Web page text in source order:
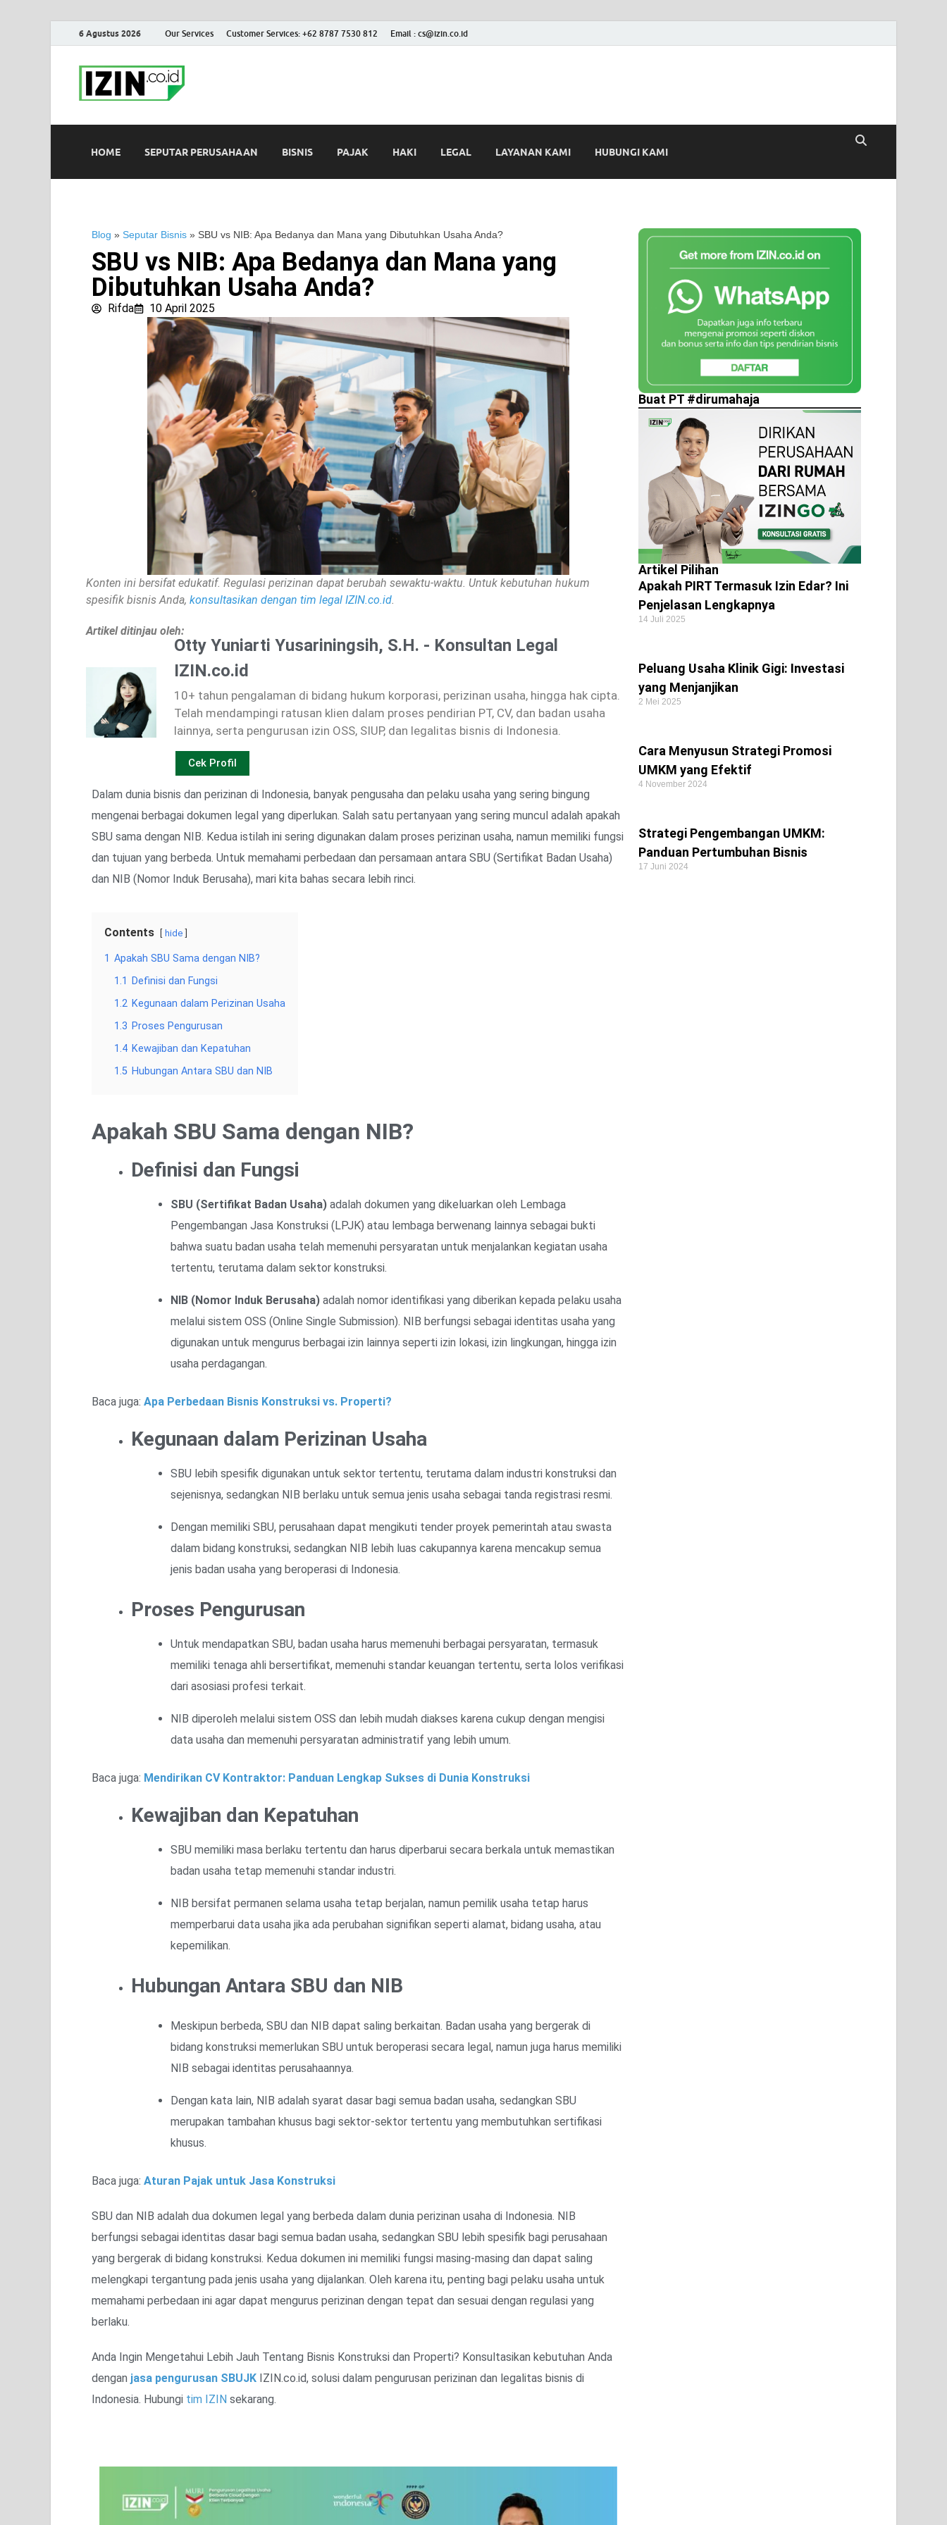
6 Agustus 2026 Our Services Customer Services: +62 8787 7530 812 Email : cs@izin.co.id
HOME SEPUTAR PERUSAHAAN BISNIS PAJAK HAKI LEGAL LAYANAN KAMI HUBUNGI KAMI
Blog » Seputar Bisnis » SBU vs NIB: Apa Bedanya dan Mana yang Dibutuhkan Usaha Anda?
SBU vs NIB: Apa Bedanya dan Mana yang
Dibutuhkan Usaha Anda?
Rifda 10 April 2025
Konten ini bersifat edukatif. Regulasi perizinan dapat berubah sewaktu-waktu. Untuk kebutuhan hukum
spesifik bisnis Anda, konsultasikan dengan tim legal IZIN.co.id.
Artikel ditinjau oleh:
Otty Yuniarti Yusariningsih, S.H. - Konsultan Legal
IZIN.co.id
10+ tahun pengalaman di bidang hukum korporasi, perizinan usaha, hingga hak cipta.
Telah mendampingi ratusan klien dalam proses pendirian PT, CV, dan badan usaha
lainnya, serta pengurusan izin OSS, SIUP, dan legalitas bisnis di Indonesia.
Cek Profil
Dalam dunia bisnis dan perizinan di Indonesia, banyak pengusaha dan pelaku usaha yang sering bingung
mengenai berbagai dokumen legal yang diperlukan. Salah satu pertanyaan yang sering muncul adalah apakah
SBU sama dengan NIB. Kedua istilah ini sering digunakan dalam proses perizinan usaha, namun memiliki fungsi
dan tujuan yang berbeda. Untuk memahami perbedaan dan persamaan antara SBU (Sertifikat Badan Usaha)
dan NIB (Nomor Induk Berusaha), mari kita bahas secara lebih rinci.
Contents hide
1 Apakah SBU Sama dengan NIB?
1.1
Definisi dan Fungsi
1.2 Kegunaan dalam Perizinan Usaha
1.3 Proses Pengurusan
1.4 Kewajiban dan Kepatuhan
1.5 Hubungan Antara SBU dan NIB
Apakah SBU Sama dengan NIB?
Definisi dan Fungsi
SBU (Sertifikat Badan Usaha) adalah dokumen yang dikeluarkan oleh Lembaga
Pengembangan Jasa Konstruksi (LPJK) atau lembaga berwenang lainnya sebagai bukti
bahwa suatu badan usaha telah memenuhi persyaratan untuk menjalankan kegiatan usaha
tertentu, terutama dalam sektor konstruksi.
NIB (Nomor Induk Berusaha) adalah nomor identifikasi yang diberikan kepada pelaku usaha
melalui sistem OSS (Online Single Submission). NIB berfungsi sebagai identitas usaha yang
digunakan untuk mengurus berbagai izin lainnya seperti izin lokasi, izin lingkungan, hingga izin
usaha perdagangan.
Baca juga: Apa Perbedaan Bisnis Konstruksi vs. Properti?
Kegunaan dalam Perizinan Usaha
SBU lebih spesifik digunakan untuk sektor tertentu, terutama dalam industri konstruksi dan
sejenisnya, sedangkan NIB berlaku untuk semua jenis usaha sebagai tanda registrasi resmi.
Dengan memiliki SBU, perusahaan dapat mengikuti tender proyek pemerintah atau swasta
dalam bidang konstruksi, sedangkan NIB lebih luas cakupannya karena mencakup semua
jenis badan usaha yang beroperasi di Indonesia.
Proses Pengurusan
Untuk mendapatkan SBU, badan usaha harus memenuhi berbagai persyaratan, termasuk
memiliki tenaga ahli bersertifikat, memenuhi standar keuangan tertentu, serta lolos verifikasi
dari asosiasi profesi terkait.
NIB diperoleh melalui sistem OSS dan lebih mudah diakses karena cukup dengan mengisi
data usaha dan memenuhi persyaratan administratif yang lebih umum.
Baca juga: Mendirikan CV Kontraktor: Panduan Lengkap Sukses di Dunia Konstruksi
Kewajiban dan Kepatuhan
SBU memiliki masa berlaku tertentu dan harus diperbarui secara berkala untuk memastikan
badan usaha tetap memenuhi standar industri.
NIB bersifat permanen selama usaha tetap berjalan, namun pemilik usaha tetap harus
memperbarui data usaha jika ada perubahan signifikan seperti alamat, bidang usaha, atau
kepemilikan.
Hubungan Antara SBU dan NIB
Meskipun berbeda, SBU dan NIB dapat saling berkaitan. Badan usaha yang bergerak di
bidang konstruksi memerlukan SBU untuk beroperasi secara legal, namun juga harus memiliki
NIB sebagai identitas perusahaannya.
Dengan kata lain, NIB adalah syarat dasar bagi semua badan usaha, sedangkan SBU
merupakan tambahan khusus bagi sektor-sektor tertentu yang membutuhkan sertifikasi
khusus.
Baca juga: Aturan Pajak untuk Jasa Konstruksi
SBU dan NIB adalah dua dokumen legal yang berbeda dalam dunia perizinan usaha di Indonesia. NIB
berfungsi sebagai identitas dasar bagi semua badan usaha, sedangkan SBU lebih spesifik bagi perusahaan
yang bergerak di bidang konstruksi. Kedua dokumen ini memiliki fungsi masing-masing dan dapat saling
melengkapi tergantung pada jenis usaha yang dijalankan. Oleh karena itu, penting bagi pelaku usaha untuk
memahami perbedaan ini agar dapat mengurus perizinan dengan tepat dan sesuai dengan regulasi yang
berlaku.
Anda Ingin Mengetahui Lebih Jauh Tentang Bisnis Konstruksi dan Properti? Konsultasikan kebutuhan Anda
dengan jasa pengurusan SBUJK IZIN.co.id, solusi dalam pengurusan perizinan dan legalitas bisnis di
Indonesia. Hubungi tim IZIN sekarang.
Buat PT #dirumahaja
Artikel Pilihan
Apakah PIRT Termasuk Izin Edar? Ini
Penjelasan Lengkapnya
14 Juli 2025
Peluang Usaha Klinik Gigi: Investasi
yang Menjanjikan
2 Mei 2025
Cara Menyusun Strategi Promosi
UMKM yang Efektif
4 November 2024
Strategi Pengembangan UMKM:
Panduan Pertumbuhan Bisnis
17 Juni 2024